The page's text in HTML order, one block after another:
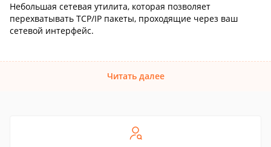
Небольшая сетевая утилита, которая позволяет
перехватывать TCP/IP пакеты, проходящие через ваш
сетевой интерфейс.
Читать далее